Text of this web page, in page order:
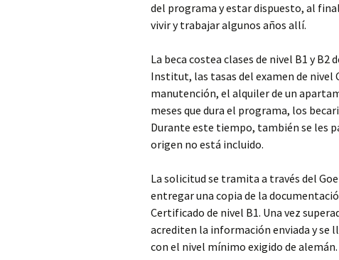
del programa y estar dispuesto, al
vivir y trabajar algunos años allí.
La beca costea clases de nivel B1 y
Institut, las tasas del examen de nivel
manutención, el alquiler de un
meses que dura el programa, los
Durante este tiempo, también se les
origen no está incluido.
La solicitud se tramita a través del
entregar una copia de la
Certificado de nivel B1. Una vez
acrediten la información enviada y se
con el nivel mínimo exigido de alemán.